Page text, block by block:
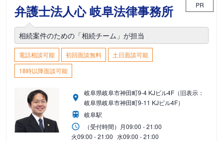
弁護士法人心 岐阜法律事務所 PR
相続案件のための「相続チーム」が担当
電話相談可能 初回面談無料
土日面談可能
18時以降面談可能
岐阜県岐阜市神田町9-4 KJビル4F（旧表示：
岐阜県岐阜市神田町9-11 KJビル4F）
岐阜駅
（受付時間） 月09:00 - 21:00
火09:00 - 21:00 水09:00 - 21:00